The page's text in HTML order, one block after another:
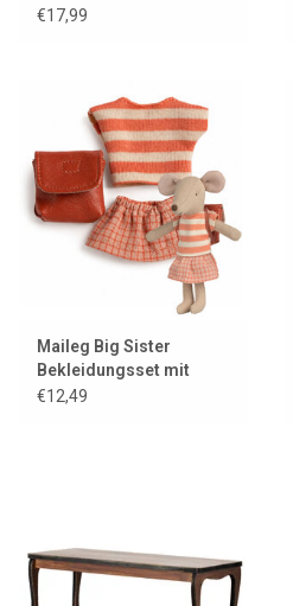
Wurst und Camembert
€17,99
Maileg Big Sister
Bekleidungsset mit
Tasche / Koralle
€12,49